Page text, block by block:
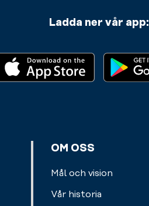
Ladda ner vår app:
OM OSS
Mål och vision
Vår historia